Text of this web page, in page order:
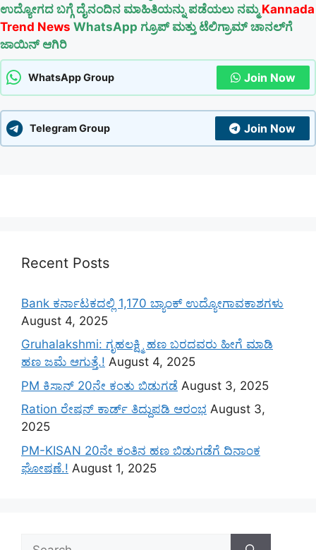
ಉದ್ಯೋಗದ ಬಗ್ಗೆ ದೈನಂದಿನ ಮಾಹಿತಿಯನ್ನು ಪಡೆಯಲು ನಮ್ಮ Kannada
Trend News WhatsApp ಗ್ರೂಪ್ ಮತ್ತು ಟೆಲಿಗ್ರಾಮ್ ಚಾನಲ್‌ಗೆ
ಜಾಯಿನ್ ಆಗಿರಿ
WhatsApp Group Join Now
Telegram Group Join Now
Recent Posts
Bank ಕರ್ನಾಟಕದಲ್ಲಿ 1,170 ಬ್ಯಾಂಕ್ ಉದ್ಯೋಗಾವಕಾಶಗಳು
August 4, 2025
Gruhalakshmi: ಗೃಹಲಕ್ಷ್ಮಿ ಹಣ ಬರದವರು ಹೀಗೆ ಮಾಡಿ
ಹಣ ಜಮೆ‌ ಆಗುತ್ತೆ.! August 4, 2025
PM ಕಿಸಾನ್ 20ನೇ ಕಂತು ಬಿಡುಗಡೆ August 3, 2025
Ration ರೇಷನ್ ಕಾರ್ಡ್ ತಿದ್ದುಪಡಿ ಆರಂಭ August 3,
2025
PM-KISAN 20ನೇ ಕಂತಿನ ಹಣ ಬಿಡುಗಡೆಗೆ ದಿನಾಂಕ
ಘೋಷಣೆ.! August 1, 2025